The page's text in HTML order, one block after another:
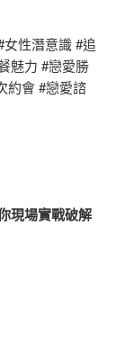
性潛意識 #追
魅力 #戀愛勝
約會 #戀愛諮
現場實戰破解